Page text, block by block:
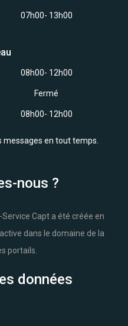
07h00- 13h00
08h00- 12h00
Fermé
08h00- 12h00
messages en tout temps.
nous ?
Capt a été créée en
dans le domaine de la
portails.
données